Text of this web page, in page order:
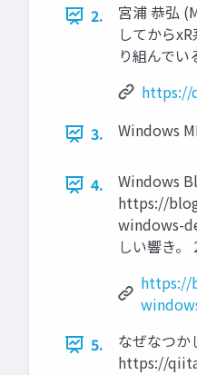
2.
宮浦 恭弘
してから
り組んで
https://
3.
Windows
4.
Windows
https://
windows-
しい響き
https://
5.
なぜなつ
https://